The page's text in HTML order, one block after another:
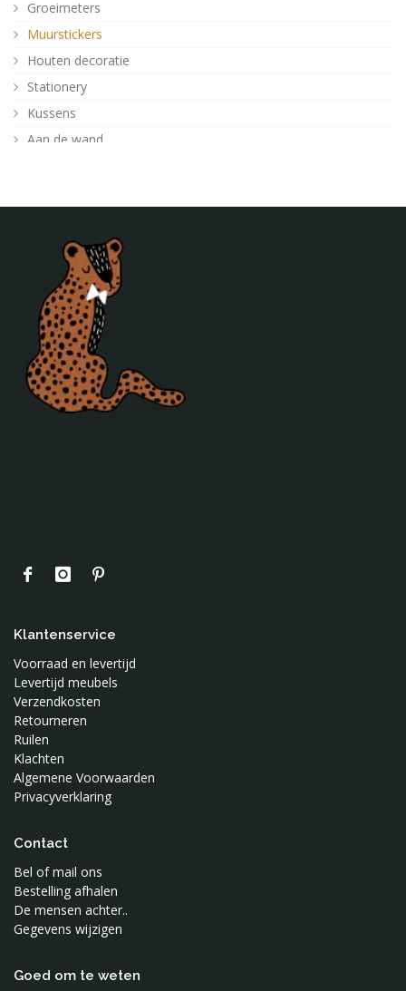
Groeimeters
Muurstickers
Houten decoratie
Stationery
Kussens
Aan de wand
Decoratie
Behang
Klantenservice
Voorraad en levertijd
Levertijd meubels
Verzendkosten
Retourneren
Ruilen
Klachten
Algemene Voorwaarden
Privacyverklaring
Contact
Bel of mail ons
Bestelling afhalen
De mensen achter..
Gegevens wijzigen
Goed om te weten